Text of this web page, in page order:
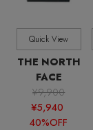
Quick View
THE NORTH
FACE
¥9,900
¥5,940
40%OFF